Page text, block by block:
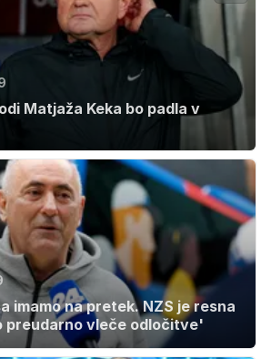
Matjaža Keka bo padla v
imamo na pretek. NZS je resna
preudarno vleče odločitve'